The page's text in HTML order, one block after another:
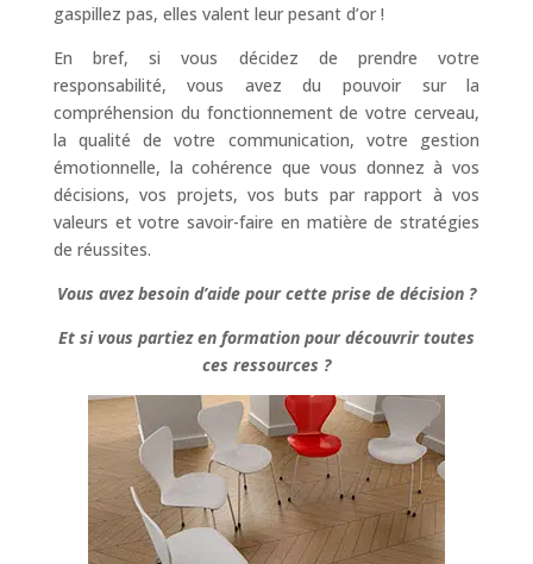
gaspillez pas, elles valent leur pesant d’or !
En bref, si vous décidez de prendre votre
responsabilité, vous avez du pouvoir sur la
compréhension du fonctionnement de votre cerveau,
la qualité de votre communication, votre gestion
émotionnelle, la cohérence que vous donnez à vos
décisions, vos projets, vos buts par rapport à vos
valeurs et votre savoir-faire en matière de stratégies
de réussites.
Vous avez besoin d’aide pour cette prise de décision ?
Et si vous partiez en formation pour découvrir toutes
ces ressources ?